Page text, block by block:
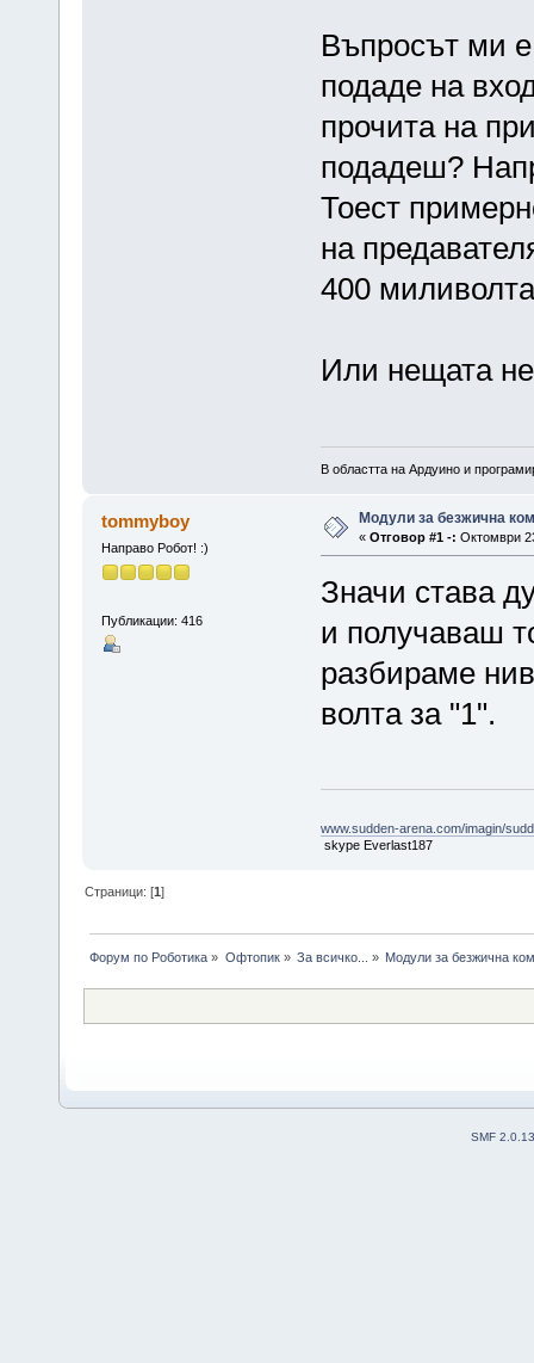
Въпросът ми
подаде на
прочита на
подадеш?
Тоест
на
400
Или нещата
В областта на Ардуино и
tommyboy
Направо Робот! :)
Публикации: 416
Модули за безжична
« Отговор #1 -: Октомври
Значи става
и получаваш
разбираме
волта за "1".
www.sudden-arena.com/imagin/
skype Everlast187
Страници: [1]
Форум по Роботика » Офтопик» За всичко... » Модули за безжична
SMF 2.0.13